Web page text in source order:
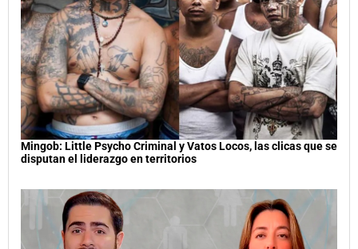
Mingob: Little Psycho Criminal y Vatos Locos, las clicas que se
disputan el liderazgo en territorios